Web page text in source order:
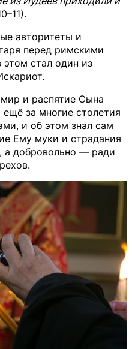
авторитеты и
перед римскими
стал один из
и распятие Сына
за многие столетия
и об этом знал сам
Ему муки и страдания
а добровольно — ради